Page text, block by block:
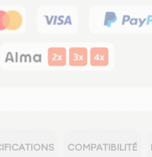
COMPATIBILITÉ